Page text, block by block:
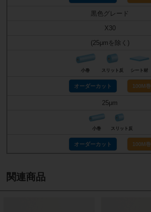
黒色グレード
X30
(25μmを除く)
小巻 スリット反 シート材
オーダーカット 100M巻
25μm
小巻 スリット反
オーダーカット 100M巻
関連商品